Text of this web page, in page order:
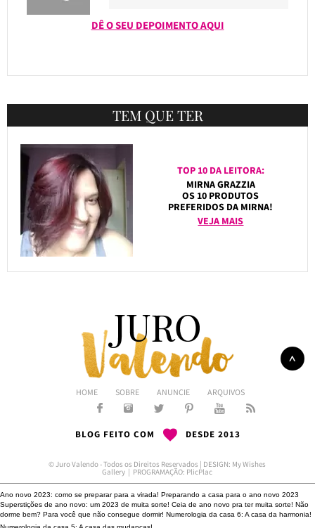
DÊ O SEU DEPOIMENTO AQUI
TEM QUE TER
TOP 10 DA LEITORA:
MIRNA GRAZZIA
OS 10 PRODUTOS
PREFERIDOS DA MIRNA!
VEJA MAIS
HOME SOBRE ANUNCIE ARQUIVOS
BLOG FEITO COM DESDE 2013
© Juro Valendo - Todos os Direitos Reservados | DESIGN: My Wishes
Gallery | PROGRAMAÇÃO: PlicPlac
Ano novo 2023: como se preparar para a virada! Preparando a casa para o ano novo 2023
Superstições de ano novo: um 2023 de muita sorte! Ceia de ano novo pra ter muita sorte! Não
dorme bem? Para você que não consegue dormir! Numerologia da casa 6: A casa da harmonia!